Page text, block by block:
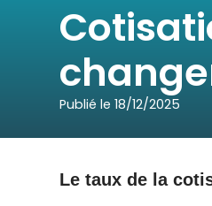
Publié le18/12/2025
Le taux de la